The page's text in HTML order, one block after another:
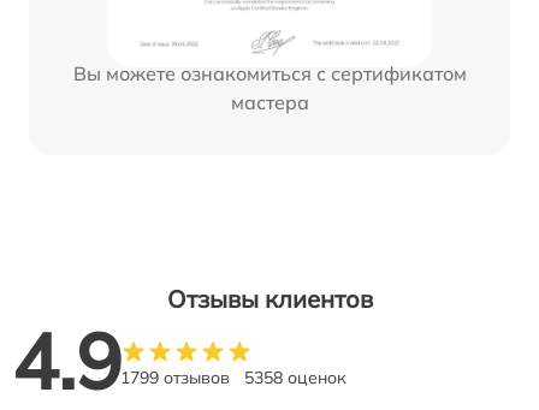
Вы можете ознакомиться с сертификатом
мастера
Отзывы клиентов
4.91799 отзывов 5358 оценок